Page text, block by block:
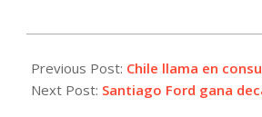
11-
01
Previous Post: Chile llama en
Next Post: Santiago Ford gana